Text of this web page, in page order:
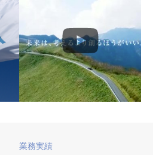
西川屋 15秒CM「梅不し
里帰り編」
2023年1月 西川屋
業務実績